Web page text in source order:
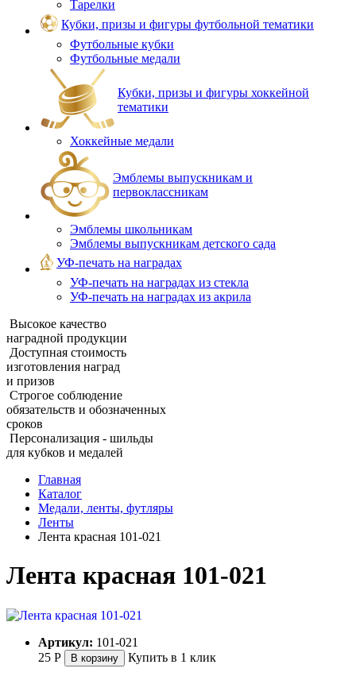
Тарелки
Кубки, призы и фигуры футбольной тематики
Футбольные кубки
Футбольные медали
Кубки, призы и фигуры хоккейной
тематики
Хоккейные медали
Эмблемы выпускникам и
первоклассникам
Эмблемы школьникам
Эмблемы выпускникам детского сада
УФ-печать на наградах
УФ‑печать на наградах из стекла
УФ-печать на наградах из акрила
Высокое качество
наградной продукции
Доступная стоимость
изготовления наград
и призов
Строгое соблюдение
обязательств и обозначенных
сроков
Персонализация - шильды
для кубков и медалей
Главная
Каталог
Медали, ленты, футляры
Ленты
Лента красная 101‑021
Лента красная 101‑021
Артикул: 101-021
25 Р В корзину Купить в 1 клик